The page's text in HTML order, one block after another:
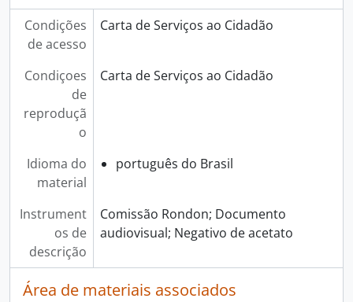
Condições
de acesso
Carta de Serviços ao Cidadão
Condiçoes
de
reproduçã
o
Carta de Serviços ao Cidadão
Idioma do
material
português do Brasil
Instrument
os de
descrição
Comissão Rondon; Documento
audiovisual; Negativo de acetato
Área de materiais associados